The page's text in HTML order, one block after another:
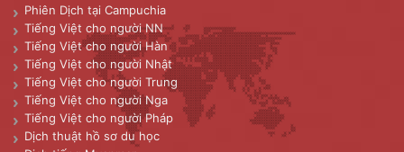
Phiên Dịch tại Campuchia
Tiếng Việt cho người NN
Tiếng Việt cho người Hàn
Tiếng Việt cho người Nhật
Tiếng Việt cho người Trung
Tiếng Việt cho người Nga
Tiếng Việt cho người Pháp
Dịch thuật hồ sơ du học